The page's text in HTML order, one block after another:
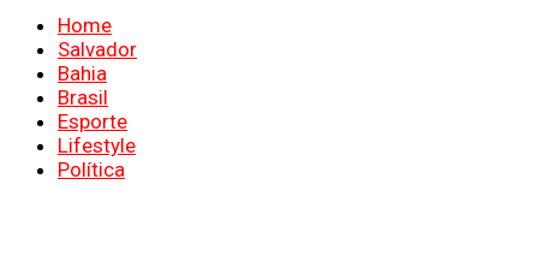
Home
Salvador
Bahia
Brasil
Esporte
Lifestyle
Política